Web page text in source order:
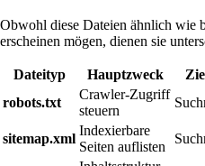
Obwohl diese Dateien ähnlich wie
erscheinen mögen, dienen sie
Dateityp Hauptzweck
robots.txt
Crawler-Zugriff
steuern
sitemap.xml
Indexierbare
Seiten auflisten